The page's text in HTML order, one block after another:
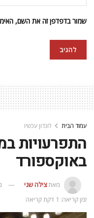
שמור בדפדפן זה את השם,
עמוד הבית לונדון עכשיו
התפרעויות
באוקספורד
מאתצילה שני
זמן קריאה: 1 דקת קריאה